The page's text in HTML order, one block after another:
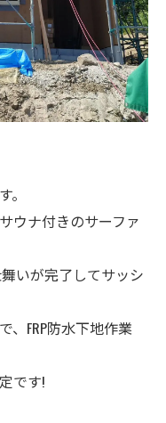
ウナ付きのサーファ
いが完了してサッシ
、FRP防水下地作業
です!